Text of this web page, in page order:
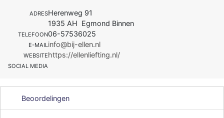
ADRESHerenweg 91
1935 AH Egmond Binnen
TELEFOON06-57536025
E-MAILinfo@bij-ellen.nl
WEBSITEhttps://ellenliefting.nl/
SOCIAL MEDIA
Beoordelingen